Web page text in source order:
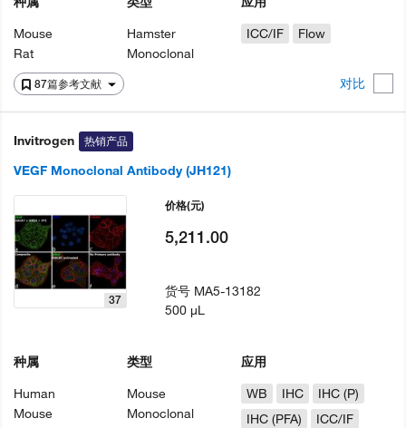
87篇参考文献 对比
Mouse
Rat
Hamster
Monoclonal
ICC/IF
Flow
Invitrogen 热销产品
VEGF Monoclonal Antibody (JH121)
37
种属
Human
Mouse
类型
Mouse
Monoclonal
应用
WB
IHC
IHC (P)
IHC (PFA)
ICC/IF
价格(元)
5,211.00
货号 MA5-13182
500 µL